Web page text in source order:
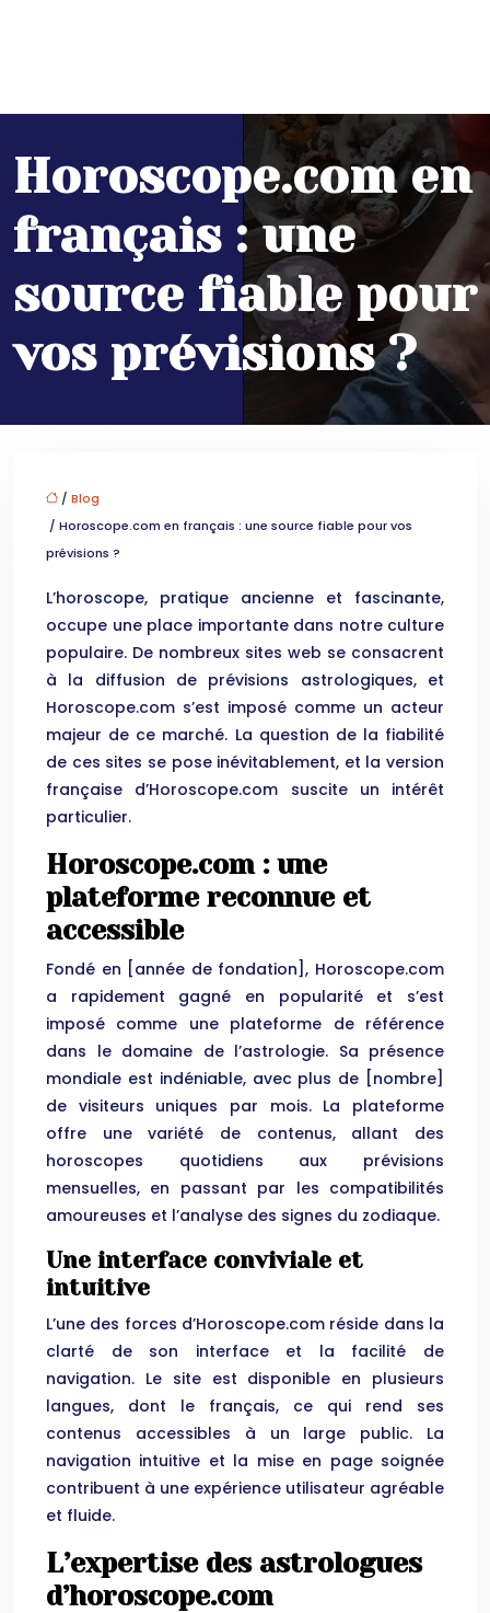
Horoscope.com en
français : une
source fiable pour
vos prévisions ?
/ Blog
/ Horoscope.com en français : une source fiable pour vos
prévisions ?
L’horoscope, pratique ancienne et fascinante,
occupe une place importante dans notre culture
populaire. De nombreux sites web se consacrent
à la diffusion de prévisions astrologiques, et
Horoscope.com s’est imposé comme un acteur
majeur de ce marché. La question de la fiabilité
de ces sites se pose inévitablement, et la version
française d’Horoscope.com suscite un intérêt
particulier.
Horoscope.com : une
plateforme reconnue et
accessible
Fondé en [année de fondation], Horoscope.com
a rapidement gagné en popularité et s’est
imposé comme une plateforme de référence
dans le domaine de l’astrologie. Sa présence
mondiale est indéniable, avec plus de [nombre]
de visiteurs uniques par mois. La plateforme
offre une variété de contenus, allant des
horoscopes quotidiens aux prévisions
mensuelles, en passant par les compatibilités
amoureuses et l’analyse des signes du zodiaque.
Une interface conviviale et
intuitive
L’une des forces d’Horoscope.com réside dans la
clarté de son interface et la facilité de
navigation. Le site est disponible en plusieurs
langues, dont le français, ce qui rend ses
contenus accessibles à un large public. La
navigation intuitive et la mise en page soignée
contribuent à une expérience utilisateur agréable
et fluide.
L’expertise des astrologues
d’horoscope.com